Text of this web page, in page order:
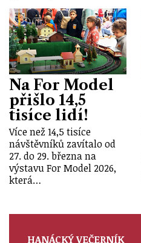
Na For Model
přišlo 14,5
tisíce lidí!
Více než 14,5 tisíce
návštěvníků zavítalo od
27. do 29. března na
výstavu For Model 2026,
která…
HANÁCKÝ VEČERNÍK